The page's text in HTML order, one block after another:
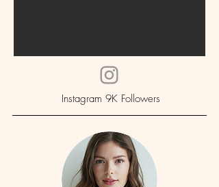
Instagram 9K Followers